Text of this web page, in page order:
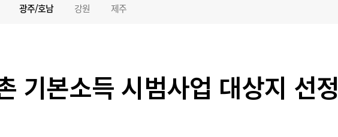
광주/호남 강원 제주
기본소득 시범사업 대상지 선정